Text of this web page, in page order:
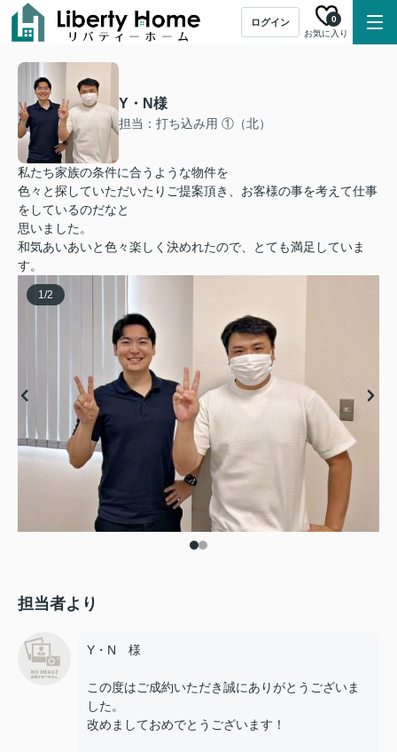
ログイン
お気に入り
0
Y・N様
担当：打ち込み用 ①（北）
私たち家族の条件に合うような物件を
色々と探していただいたりご提案頂き、お客様の事を考えて仕事
をしているのだなと
思いました。
和気あいあいと色々楽しく決めれたので、とても満足していま
す。
1/2
担当者より
Y・N 様
この度はご成約いただき誠にありがとうございま
した。
改めましておめでとうございます！